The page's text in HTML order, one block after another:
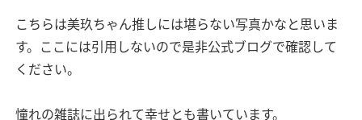
こちらは美玖ちゃん推しには堪らない写真かなと思いま
す。ここには引用しないので是非公式ブログで確認して
ください。
憧れの雑誌に出られて幸せとも書いています。